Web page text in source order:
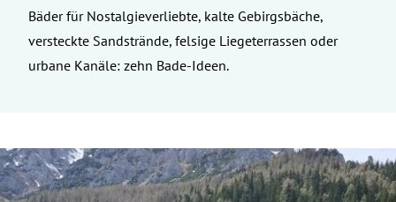
Bäder für Nostalgieverliebte, kalte Gebirgsbäche,
versteckte Sandstrände, felsige Liegeterrassen oder
urbane Kanäle: zehn Bade-Ideen.